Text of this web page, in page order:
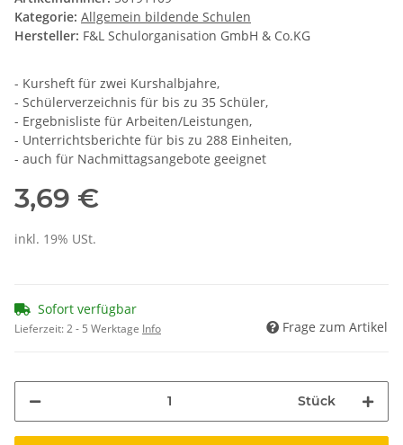
Kategorie: Allgemein bildende Schulen
Hersteller: F&L Schulorganisation GmbH & Co.KG
- Kursheft für zwei Kurshalbjahre,
- Schülerverzeichnis für bis zu 35 Schüler,
- Ergebnisliste für Arbeiten/Leistungen,
- Unterrichtsberichte für bis zu 288 Einheiten,
- auch für Nachmittagsangebote geeignet
3,69 €
inkl. 19% USt.
Sofort verfügbar
Lieferzeit:2 - 5 Werktage Info Frage zum Artikel
Stück